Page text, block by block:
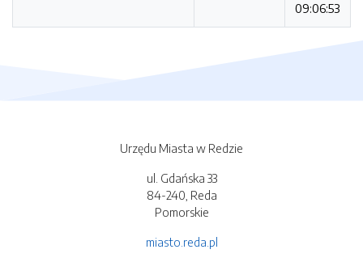
09:06:53
Urzędu Miasta w Redzie
ul. Gdańska 33
84-240, Reda
Pomorskie
miasto.reda.pl